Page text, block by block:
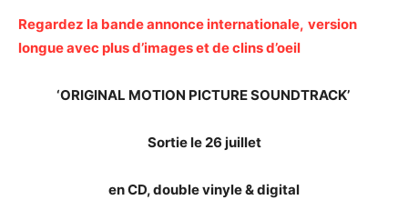
Regardez la bande annonce internationale, version
longue avec plus d’images et de clins d’oeil
‘ORIGINAL MOTION PICTURE SOUNDTRACK’
Sortie le 26 juillet
en CD, double vinyle & digital